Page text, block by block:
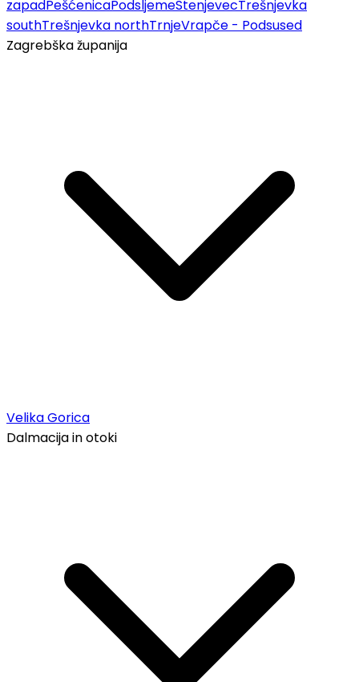
zapadPešćenicaPodsljemeStenjevecTrešnjevka
southTrešnjevka northTrnjeVrapče - Podsused
Zagrebška županija
Velika Gorica
Dalmacija in otoki